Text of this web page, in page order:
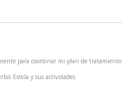
para coordinar mi plan de tratamiento
Estela y sus actividades.